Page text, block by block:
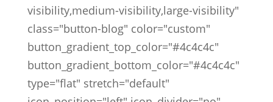
visibility,medium-visibility,large-visibility"
class="button-blog" color="custom"
button_gradient_top_color="#4c4c4c"
button_gradient_bottom_color="#4c4c4c"
type="flat" stretch="default"